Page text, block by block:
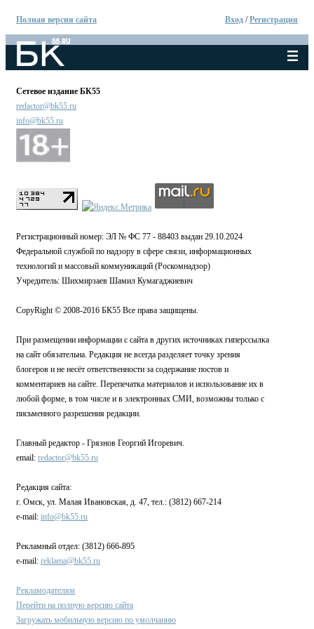
Полная версия сайта Вход /Регистрация
Сетевое издание БК55
redactor@bk55.ru
info@bk55.ru
Регистрационный номер: ЭЛ № ФС 77 - 88403 выдан 29.10.2024
Федеральной службой по надзору в сфере связи, информационных
технологий и массовый коммуникаций (Роскомнадзор)
Учредитель: Шихмирзаев Шамил Кумагаджиевич
CopyRight © 2008-2016 БК55 Все права защищены.
При размещении информации с сайта в других источниках гиперссылка
на сайт обязательна. Редакция не всегда разделяет точку зрения
блогеров и не несёт ответственности за содержание постов и
комментариев на сайте. Перепечатка материалов и использование их в
любой форме, в том числе и в электронных СМИ, возможны только с
письменного разрешения редакции.
Главный редактор - Грязнов Георгий Игоревич.
email: redactor@bk55.ru
Редакция сайта:
г. Омск, ул. Малая Ивановская, д. 47, тел.: (3812) 667-214
e-mail: info@bk55.ru
Рекламный отдел: (3812) 666-895
e-mail: reklama@bk55.ru
Рекламодателям
Перейти на полную версию сайта
Загружать мобильную версию по умолчанию